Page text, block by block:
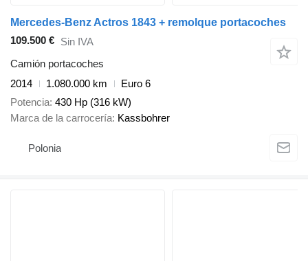
Mercedes-Benz Actros 1843 + remolque portacoches
109.500 € Sin IVA
Camión portacoches
2014
1.080.000 km
Euro 6
Potencia 430 Hp (316 kW)
Marca de la carrocería Kassbohrer
Polonia